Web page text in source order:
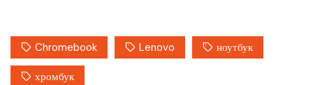
Chromebook Lenovo ноутбук
хромбук